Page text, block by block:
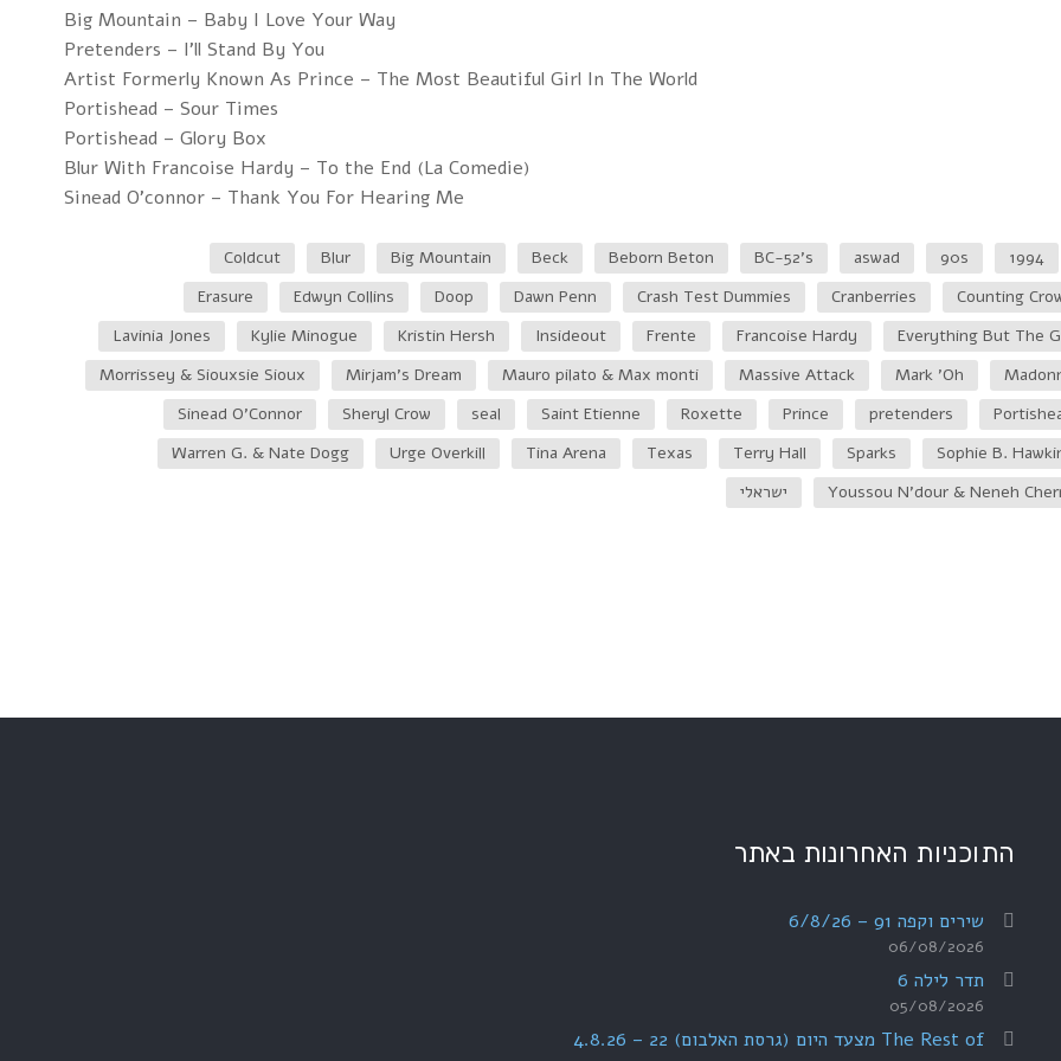
Big Mountain – Baby I Love Your Way
Pretenders – I'll Stand By You
Artist Formerly Known As Prince – The Most Beautiful Girl In The World
Portishead – Sour Times
Portishead – Glory Box
Blur With Francoise Hardy – To the End (La Comedie)
Sinead O'connor – Thank You For Hearing Me
1994
90s
aswad
BC-52's
Beborn Beton
Beck
Big Mountain
Blur
Coldcut
Counting
Cranberries
Crash Test Dummies
Dawn Penn
Doop
Edwyn Collins
Erasure
Everything But The
Francoise Hardy
Frente
Insideout
Kristin Hersh
Kylie Minogue
Lavinia Jones
Mark 'Oh
Massive Attack
Mauro pilato & Max monti
Mirjam’s Dream
Morrissey & Siouxsie Sioux
pretenders
Prince
Roxette
Saint Etienne
seal
Sheryl Crow
Sinead O'Connor
Sophie B.
Sparks
Terry Hall
Texas
Tina Arena
Urge Overkill
Warren G. & Nate Dogg
Youssou N'dour & Neneh
ישראלי
התוכניות האחרונות באתר
שירים וקפה 91 – 6/8/26
06/08/2026
תדר לילה 6
05/08/2026
The Rest of מצעד היום (גרסת האלבום) 22 – 4.8.26